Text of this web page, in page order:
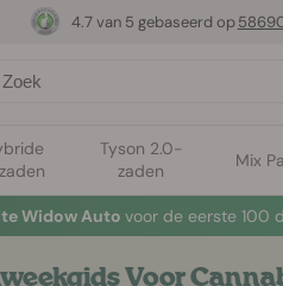
Tyson 2.0-
zaden
Mix
4.7 van 5 gebaseerd op
Widow Auto voor de eerste 100
Voor